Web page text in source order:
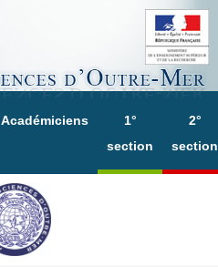
Académiciens
1°
section
2°
section